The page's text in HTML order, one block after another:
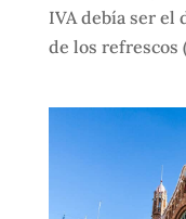
IVA debía ser el
de los refrescos